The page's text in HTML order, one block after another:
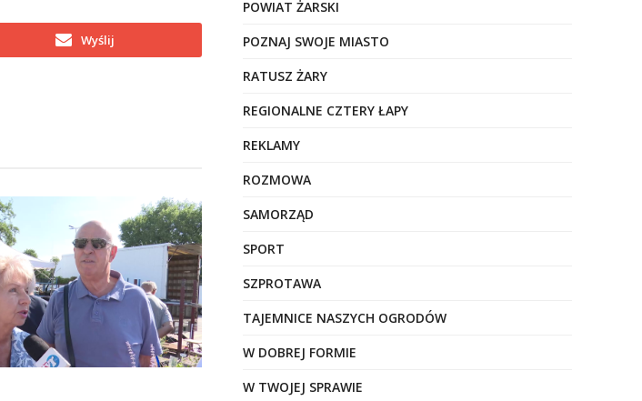
Wyślij
POWIAT ŻARSKI
POZNAJ SWOJE MIASTO
RATUSZ ŻARY
REGIONALNE CZTERY ŁAPY
REKLAMY
ROZMOWA
SAMORZĄD
SPORT
SZPROTAWA
TAJEMNICE NASZYCH OGRODÓW
W DOBREJ FORMIE
W TWOJEJ SPRAWIE